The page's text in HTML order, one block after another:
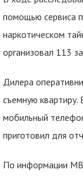
помощью сервиса
наркотическом
организовал 113
Дилера
съемную
мобильный
приготовил для
По информации